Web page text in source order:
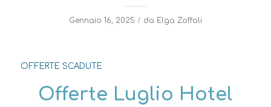
Gennaio 16, 2025 / da Elga Zoffoli
OFFERTE SCADUTE
Offerte Luglio Hotel